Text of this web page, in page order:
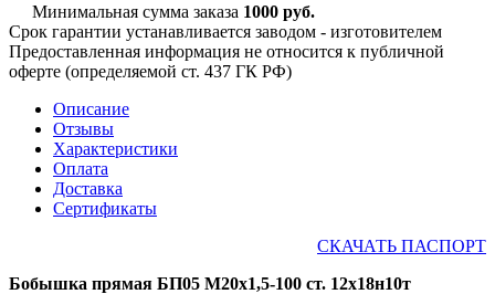
Минимальная сумма заказа 1000 руб.
Срок гарантии устанавливается заводом - изготовителем
Предоставленная информация не относится к публичной
оферте (определяемой ст. 437 ГК РФ)
Описание
Отзывы
Характеристики
Оплата
Доставка
Сертификаты
СКАЧАТЬ ПАСПОРТ
Бобышка прямая БП05 М20х1,5-100 ст. 12х18н10т